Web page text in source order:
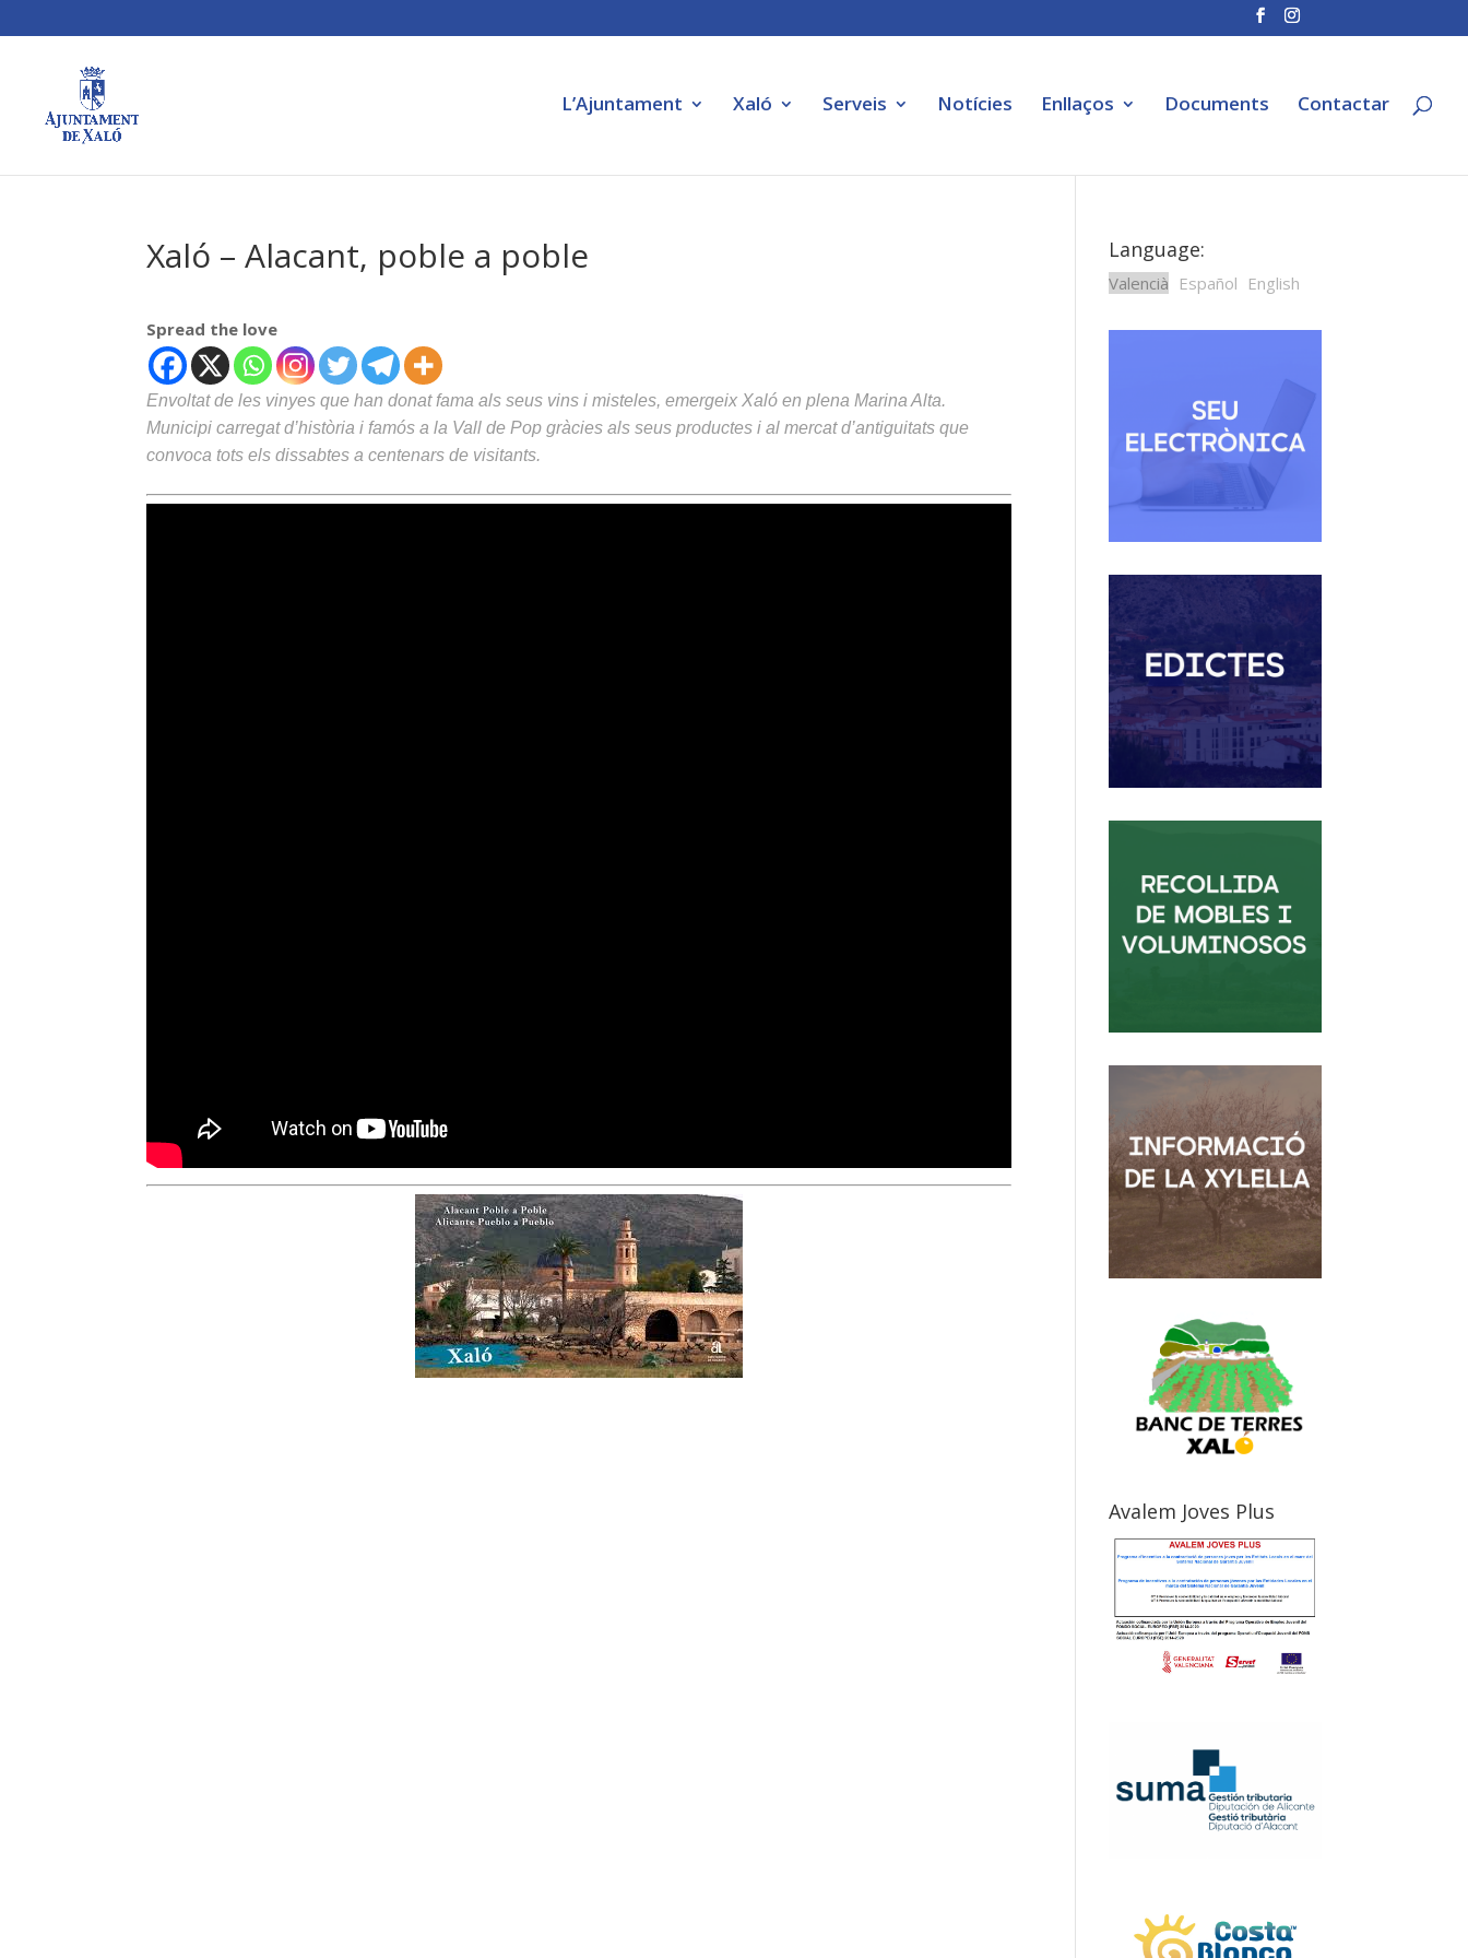
L’Ajuntament Xaló Serveis Notícies Enllaços Documents Contactar
Xaló – Alacant, poble a poble
Spread the love
Envoltat de les vinyes que han donat fama als seus vins i misteles, emergeix Xaló en plena Marina Alta.
Municipi carregat d’història i famós a la Vall de Pop gràcies als seus productes i al mercat d’antiguitats que
convoca tots els dissabtes a centenars de visitants.
Language:
Valencià Español English
Avalem Joves Plus